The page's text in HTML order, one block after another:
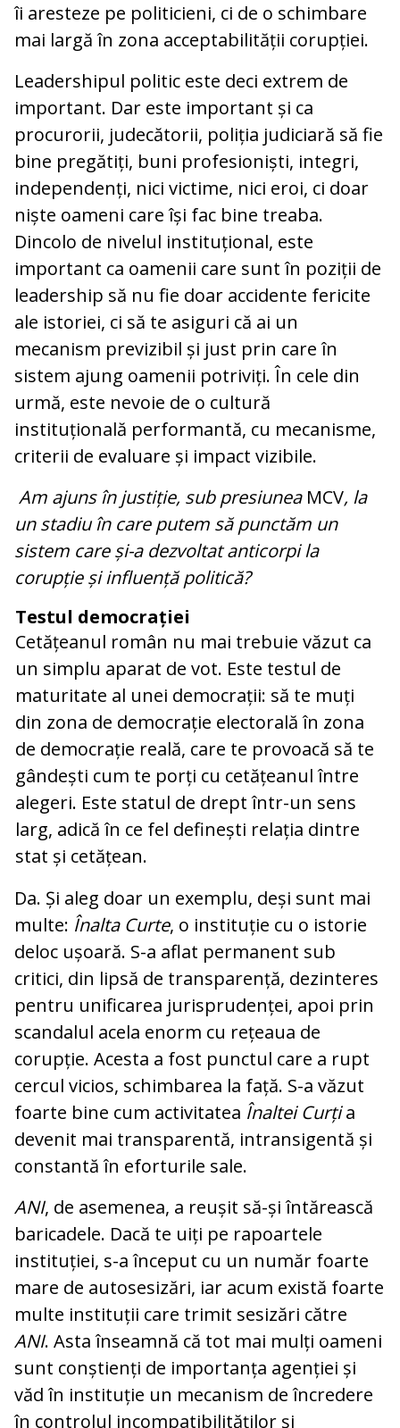
îi aresteze pe politicieni, ci de o schimbare
mai largă în zona acceptabilității corupției.
Leadershipul politic este deci extrem de
important. Dar este important și ca
procurorii, judecătorii, poliția judiciară să fie
bine pregătiți, buni profesioniști, integri,
independenți, nici victime, nici eroi, ci doar
niște oameni care își fac bine treaba.
Dincolo de nivelul instituțional, este
important ca oamenii care sunt în poziții de
leadership să nu fie doar accidente fericite
ale istoriei, ci să te asiguri că ai un
mecanism previzibil și just prin care în
sistem ajung oamenii potriviți. În cele din
urmă, este nevoie de o cultură
instituțională performantă, cu mecanisme,
criterii de evaluare și impact vizibile.
Am ajuns în justiție, sub presiunea MCV, la
un stadiu în care putem să punctăm un
sistem care și-a dezvoltat anticorpi la
corupție și influență politică?
Testul democrației
Cetățeanul român nu mai trebuie văzut ca
un simplu aparat de vot. Este testul de
maturitate al unei democrații: să te muți
din zona de democrație electorală în zona
de democrație reală, care te provoacă să te
gândești cum te porți cu cetățeanul între
alegeri. Este statul de drept într-un sens
larg, adică în ce fel definești relația dintre
stat și cetățean.
Da. Și aleg doar un exemplu, deși sunt mai
multe: Înalta Curte, o instituție cu o istorie
deloc ușoară. S-a aflat permanent sub
critici, din lipsă de transparență, dezinteres
pentru unificarea jurisprudenței, apoi prin
scandalul acela enorm cu rețeaua de
corupție. Acesta a fost punctul care a rupt
cercul vicios, schimbarea la față. S-a văzut
foarte bine cum activitatea Înaltei Curția
devenit mai transparentă, intransigentă și
constantă în eforturile sale.
ANI, de asemenea, a reușit să-și întărească
baricadele. Dacă te uiți pe rapoartele
instituției, s-a început cu un număr foarte
mare de autosesizări, iar acum există foarte
multe instituții care trimit sesizări către
ANI. Asta înseamnă că tot mai mulți oameni
sunt conștienți de importanța agenției și
văd în instituție un mecanism de încredere
în controlul incompatibilităților și